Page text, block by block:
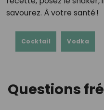
savourez. À votre santé !
Cocktail Vodka
Questions